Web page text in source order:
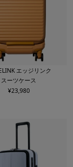
エッジリンク
スーツケース
¥23,980